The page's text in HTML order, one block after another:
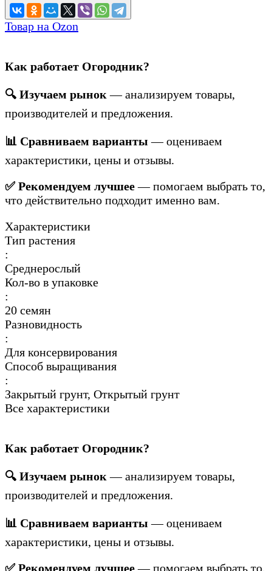
Товар на Ozon
Как работает Огородник?
🔍 Изучаем рынок — анализируем товары,
производителей и предложения.
📊 Сравниваем варианты — оцениваем
характеристики, цены и отзывы.
✅ Рекомендуем лучшее— помогаем выбрать то,
что действительно подходит именно вам.
Характеристики
Тип растения
:
Среднерослый
Кол-во в упаковке
:
20 семян
Разновидность
:
Для консервирования
Способ выращивания
:
Закрытый грунт, Открытый грунт
Все характеристики
Как работает Огородник?
🔍 Изучаем рынок — анализируем товары,
производителей и предложения.
📊 Сравниваем варианты — оцениваем
характеристики, цены и отзывы.
✅ Рекомендуем лучшее— помогаем выбрать то,